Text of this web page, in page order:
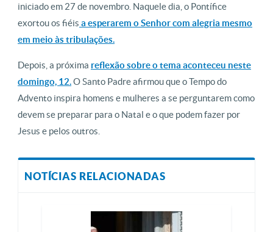
iniciado em 27 de novembro. Naquele dia, o Pontífice
exortou os fiéis a esperarem o Senhor com alegria mesmo
em meio às tribulações.
Depois, a próxima reflexão sobre o tema aconteceu neste
domingo, 12.O Santo Padre afirmou que o Tempo do
Advento inspira homens e mulheres a se perguntarem como
devem se preparar para o Natal e o que podem fazer por
Jesus e pelos outros.
NOTÍCIAS RELACIONADAS